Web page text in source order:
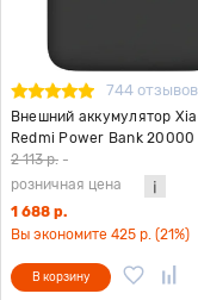
744 отзывов
Внешний аккумулятор
Redmi Power Bank 20000
2USB/USB Type-C черный
2 113 р. -
розничная цена
1 688 р.
Вы экономите 425 р. (21%)
В корзину